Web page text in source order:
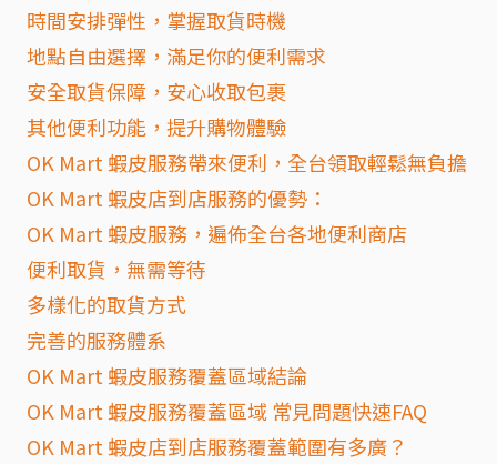
時間安排彈性，掌握取貨時機
地點自由選擇，滿足你的便利需求
安全取貨保障，安心收取包裹
其他便利功能，提升購物體驗
OK Mart 蝦皮服務帶來便利，全台領取輕鬆無負擔
OK Mart 蝦皮店到店服務的優勢：
OK Mart 蝦皮服務，遍佈全台各地便利商店
便利取貨，無需等待
多樣化的取貨方式
完善的服務體系
OK Mart 蝦皮服務覆蓋區域結論
OK Mart 蝦皮服務覆蓋區域 常見問題快速FAQ
OK Mart 蝦皮店到店服務覆蓋範圍有多廣？